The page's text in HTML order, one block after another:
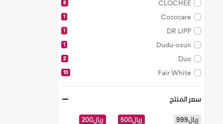
CLOCHEE
8
Cococare
1
DR LIPP
1
Dudu-osun
1
Duo
2
Fair White
10
Go Smile
2
Hello Hair
1
It Works
سعر المنتج
ريال999 ريال200 ريال500